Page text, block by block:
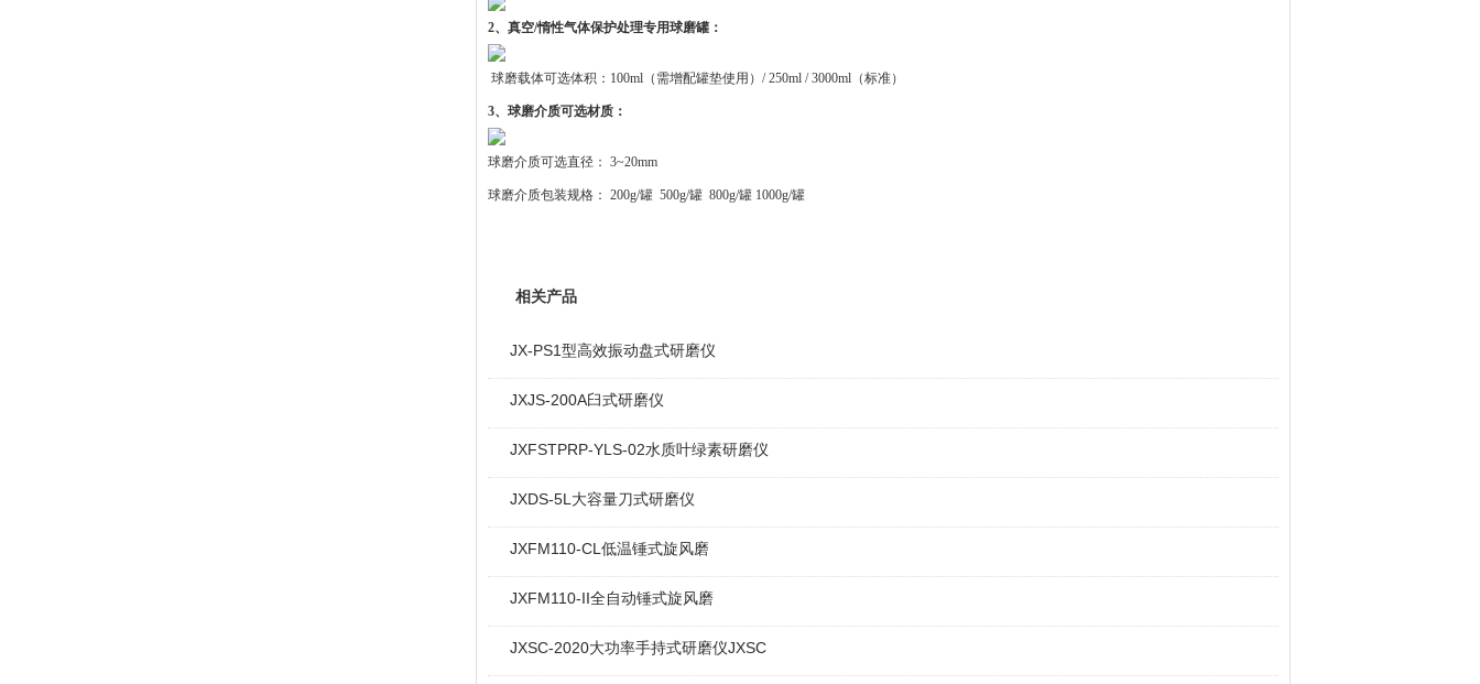
2、真空/惰性气体保护处理专用球磨罐：
球磨载体可选体积：100ml（需增配罐垫使用）/ 250ml / 3000ml（标准）
3、球磨介质可选材质：
球磨介质可选直径： 3~20mm
球磨介质包装规格： 200g/罐 500g/罐 800g/罐 1000g/罐
相关产品
JX-PS1型高效振动盘式研磨仪
JXJS-200A臼式研磨仪
JXFSTPRP-YLS-02水质叶绿素研磨仪
JXDS-5L大容量刀式研磨仪
JXFM110-CL低温锤式旋风磨
JXFM110-II全自动锤式旋风磨
JXSC-2020大功率手持式研磨仪JXSC